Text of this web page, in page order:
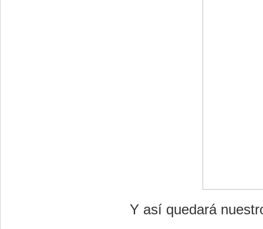
Y así quedará